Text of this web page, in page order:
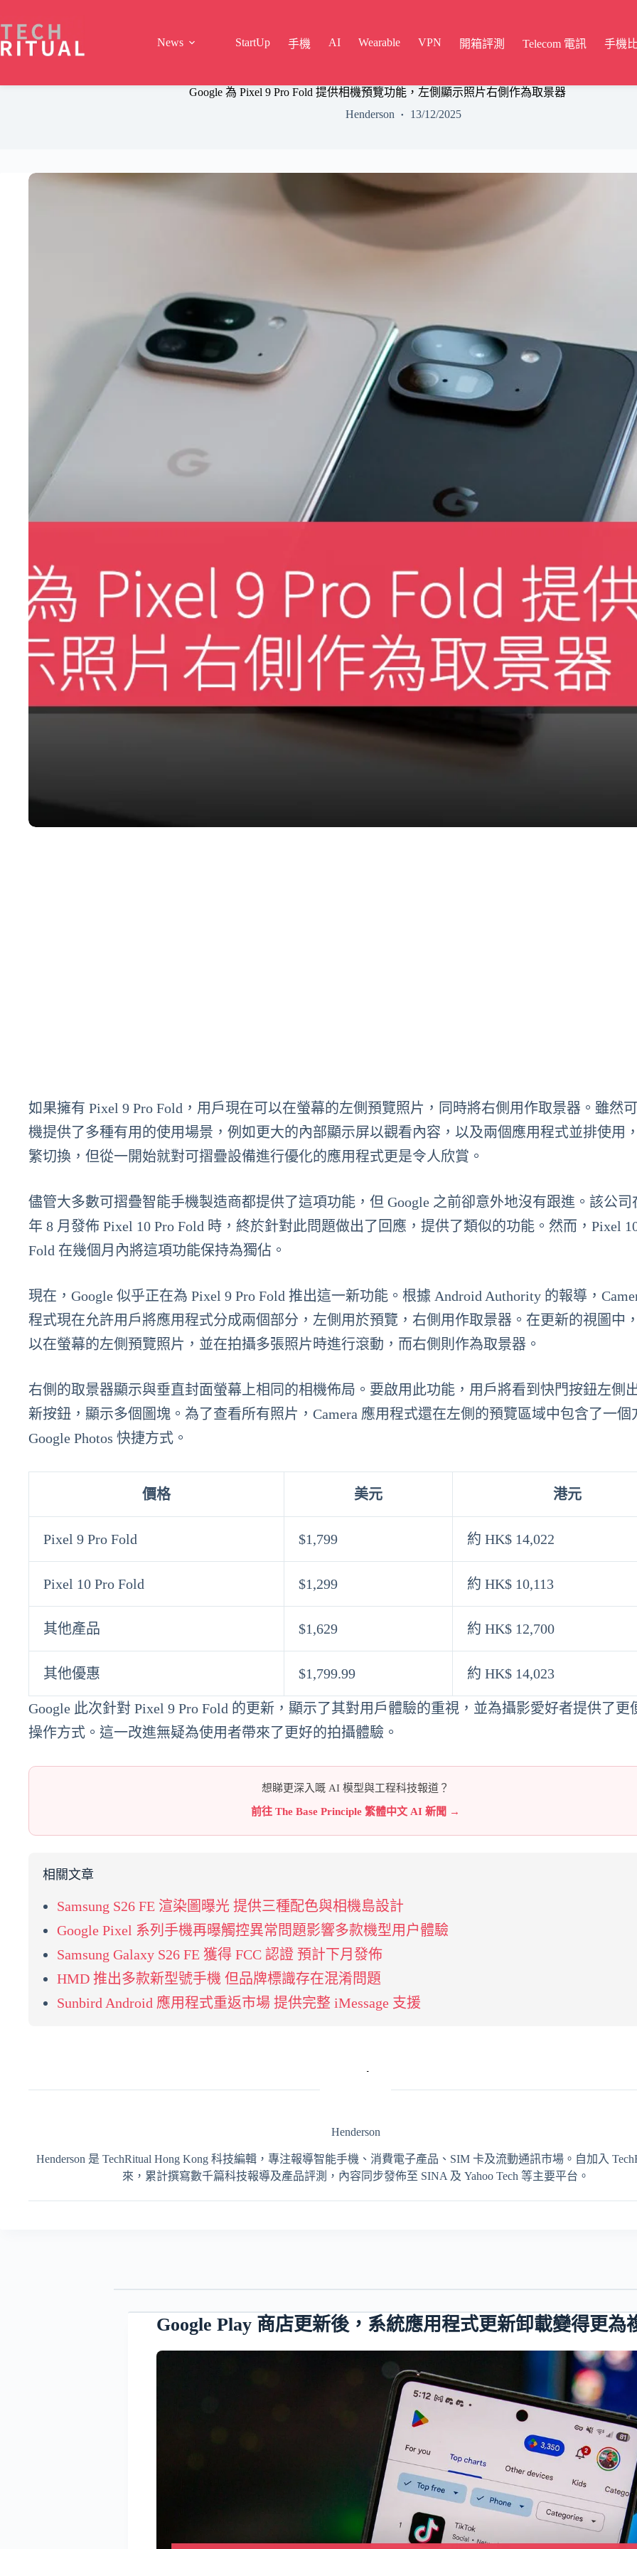
content
News
StartUp 手機 AI Wearable VPN 開箱評測 Telecom 電訊 手機
Google 為 Pixel 9 Pro Fold 提供相機預覽功能，左側顯示照片右側作為取景器
Henderson
13/12/2025
如果擁有 Pixel 9 Pro Fold，用戶現在可以在螢幕的左側預覽照片，同時將右側用作取景器。雖然
機提供了多種有用的使用場景，例如更大的內部顯示屏以觀看內容，以及兩個應用程式並排使用
繁切換，但從一開始就對可摺疊設備進行優化的應用程式更是令人欣賞。
儘管大多數可摺疊智能手機製造商都提供了這項功能，但 Google 之前卻意外地沒有跟進。該公司
年 8 月發佈 Pixel 10 Pro Fold 時，終於針對此問題做出了回應，提供了類似的功能。然而，Pixel
Fold 在幾個月內將這項功能保持為獨佔。
現在，Google 似乎正在為 Pixel 9 Pro Fold 推出這一新功能。根據 Android Authority 的報導，
程式現在允許用戶將應用程式分成兩個部分，左側用於預覽，右側用作取景器。在更新的視圖中
以在螢幕的左側預覽照片，並在拍攝多張照片時進行滾動，而右側則作為取景器。
右側的取景器顯示與垂直封面螢幕上相同的相機佈局。要啟用此功能，用戶將看到快門按鈕左側
新按鈕，顯示多個圖塊。為了查看所有照片，Camera 應用程式還在左側的預覽區域中包含了一個
Google Photos 快捷方式。
價格 美元 港元
Pixel 9 Pro Fold $1,799 約 HK$ 14,022
Pixel 10 Pro Fold $1,299 約 HK$ 10,113
其他產品 $1,629 約 HK$ 12,700
其他優惠 $1,799.99 約 HK$ 14,023
Google 此次針對 Pixel 9 Pro Fold 的更新，顯示了其對用戶體驗的重視，並為攝影愛好者提供了更
操作方式。這一改進無疑為使用者帶來了更好的拍攝體驗。
想睇更深入嘅 AI 模型與工程科技報道？
前往 The Base Principle 繁體中文 AI 新聞 →
相關文章
Samsung S26 FE 渲染圖曝光 提供三種配色與相機島設計
Google Pixel 系列手機再曝觸控異常問題影響多款機型用户體驗
Samsung Galaxy S26 FE 獲得 FCC 認證 預計下月發佈
HMD 推出多款新型號手機 但品牌標識存在混淆問題
Sunbird Android 應用程式重返市場 提供完整 iMessage 支援
Henderson
Henderson 是 TechRitual Hong Kong 科技編輯，專注報導智能手機、消費電子產品、SIM 卡及流動通訊市場。自加入
來，累計撰寫數千篇科技報導及產品評測，內容同步發佈至 SINA 及 Yahoo Tech 等主要平台。
Google Play 商店更新後，系統應用程式更新卸載變得更為